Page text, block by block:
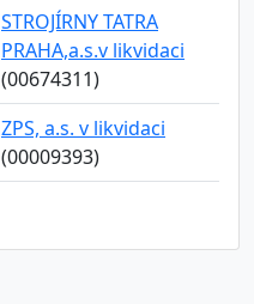
STROJÍRNY TATRA
PRAHA,a.s.v likvidaci
(00674311)
ZPS, a.s. v likvidaci
(00009393)